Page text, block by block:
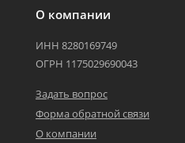
О компании
ИНН 8280169749
ОГРН 1175029690043
Задать вопрос
Форма обратной связи
О компании